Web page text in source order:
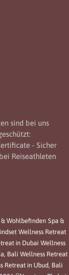
sind bei uns
Wohlbefinden Spa &
Wellness Retreat
in Dubai Wellness
Bali Wellness Retreat
Retreat in Ubud, Bali